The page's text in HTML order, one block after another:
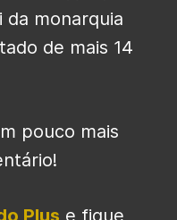
da monarquia
de mais 14
pouco mais
Plus e fique